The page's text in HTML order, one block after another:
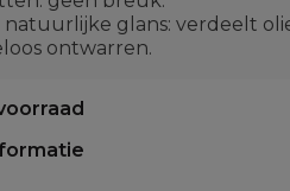
glans: verdeelt
ontwarren.